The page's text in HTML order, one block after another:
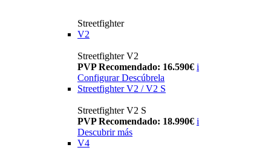
Streetfighter
V2
Streetfighter V2
PVP Recomendado: 16.590€ i
Configurar Descúbrela
Streetfighter V2 / V2 S
Streetfighter V2 S
PVP Recomendado: 18.990€ i
Descubrir más
V4